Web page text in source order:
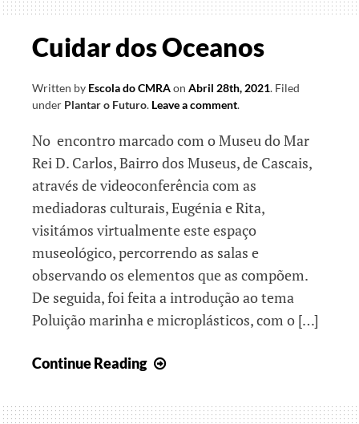
Cuidar dos Oceanos
Written by Escola do CMRAon Abril 28th, 2021. Filed
under Plantar o Futuro. Leave a comment.
No encontro marcado com o Museu do Mar
Rei D. Carlos, Bairro dos Museus, de Cascais,
através de videoconferência com as
mediadoras culturais, Eugénia e Rita,
visitámos virtualmente este espaço
museológico, percorrendo as salas e
observando os elementos que as compõem.
De seguida, foi feita a introdução ao tema
Poluição marinha e microplásticos, com o […]
Continue Reading
Oceanos